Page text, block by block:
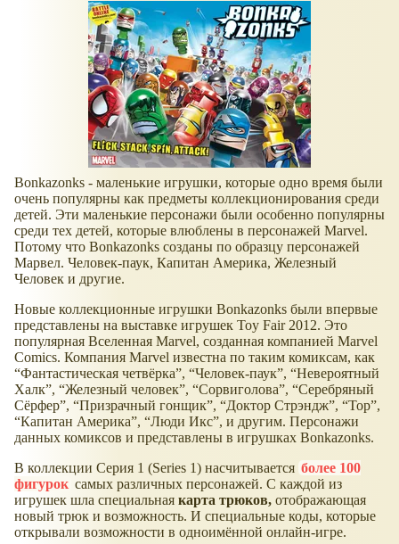
Bonkazonks - маленькие игрушки, которые одно время были
очень популярны как предметы коллекционирования среди
детей. Эти маленькие персонажи были особенно популярны
среди тех детей, которые влюблены в персонажей Marvel.
Потому что Bonkazonks созданы по образцу персонажей
Марвел. Человек-паук, Капитан Америка, Железный
Человек и другие.
Новые коллекционные игрушки Bonkazonks были впервые
представлены на выставке игрушек Toy Fair 2012. Это
популярная Вселенная Marvel, созданная компанией Marvel
Comics. Компания Marvel известна по таким комиксам, как
“Фантастическая четвёрка”, “Человек-паук”, “Невероятный
Халк”, “Железный человек”, “Сорвиголова”, “Серебряный
Сёрфер”, “Призрачный гонщик”, “Доктор Стрэндж”, “Тор”,
“Капитан Америка”, “Люди Икс”, и другим. Персонажи
данных комиксов и представлены в игрушках Bonkazonks.
В коллекции Серия 1 (Series 1) насчитывается более 100
фигурок самых различных персонажей. С каждой из
игрушек шла специальная карта трюков, отображающая
новый трюк и возможность. И специальные коды, которые
открывали возможности в одноимённой онлайн-игре.